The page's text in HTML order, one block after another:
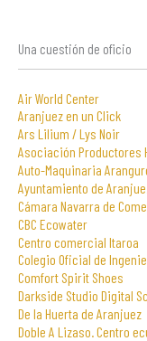
Una cuestión de oficio
Air World Center
Aranjuez en un Click
Ars Lilium / Lys Noir
Asociación Productores
Auto-Maquinaria
Ayuntamiento de
Cámara Navarra de
CBC Ecowater
Centro comercial Itaroa
Colegio Oficial de
Comfort Spirit Shoes
Darkside Studio Digital
De la Huerta de Aranjuez
Doble A Lizaso. Centro